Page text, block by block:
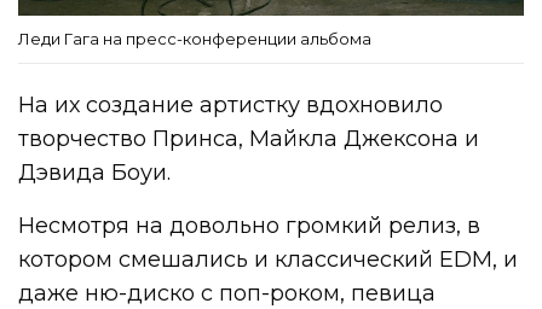
Леди Гага на пресс-конференции альбома
На их создание артистку вдохновило
творчество Принса, Майкла Джексона и
Дэвида Боуи.
Несмотря на довольно громкий релиз, в
котором смешались и классический EDM, и
даже ню-диско с поп-роком, певица